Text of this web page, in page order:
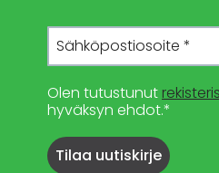
Olen tutustunut
hyväksyn ehdot.*